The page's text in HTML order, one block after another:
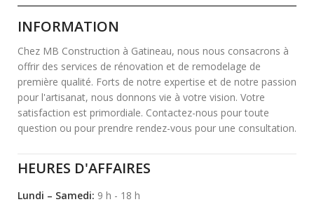
INFORMATION
Chez MB Construction à Gatineau, nous nous consacrons à
offrir des services de rénovation et de remodelage de
première qualité. Forts de notre expertise et de notre passion
pour l'artisanat, nous donnons vie à votre vision. Votre
satisfaction est primordiale. Contactez-nous pour toute
question ou pour prendre rendez-vous pour une consultation.
HEURES D'AFFAIRES
Lundi – Samedi: 9 h - 18 h